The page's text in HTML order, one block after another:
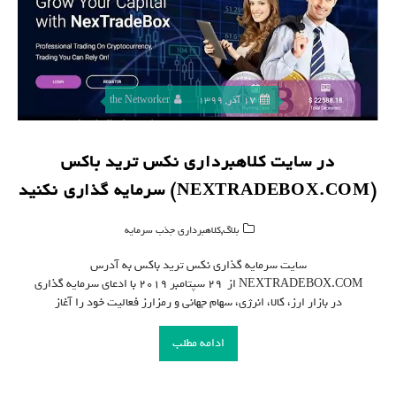
17 آذر, 1399 the Networker
در سایت کلاهبرداری نکس ترید باکس
(NEXTRADEBOX.COM) سرمایه گذاری نکنید
بلاگ,کلاهبرداری جذب سرمایه
سایت سرمایه گذاری نکس ترید باکس به آدرس
NEXTRADEBOX.COM از ۲۹ سپتامبر ۲۰۱۹ با ادعای سرمایه گذاری
در بازار ارز، کالا، انرژی، سهام جهانی و رمزارز فعالیت خود را آغاز
ادامه مطلب